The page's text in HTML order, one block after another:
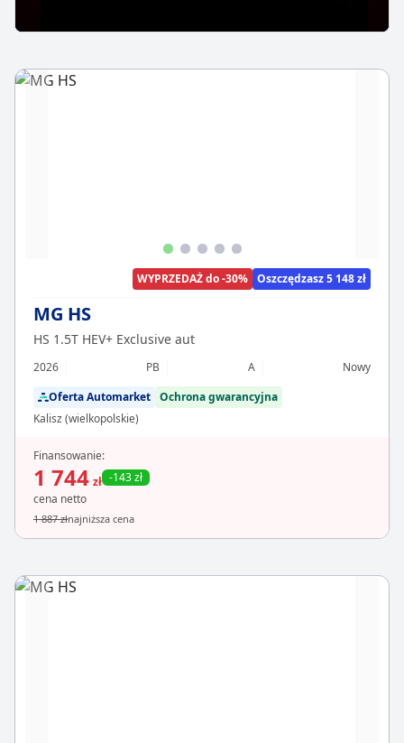
WYPRZEDAŻ do -30% Oszczędzasz 5 148 zł
MG HS
HS 1.5T HEV+ Exclusive aut
2026 PB A
Nowy
Oferta Automarket Ochrona gwarancyjna
Kalisz (wielkopolskie)
Finansowanie:
1 744 zł -143 zł
cena netto
1 887 złnajniższa cena